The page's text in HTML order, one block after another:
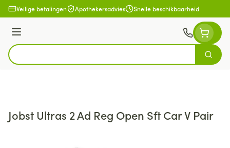
Ga naar de inhoud
Veilige betalingen Apothekersadvies Snelle beschikbaarheid
Menu
Product, merk, categorie...
Zoek
Jobst Ultras 2 Ad Reg Open Sft Car V Pair